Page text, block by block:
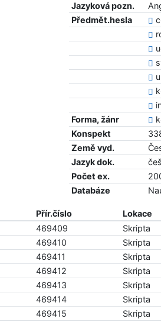
Jazyková pozn.
Předmět.hesla
Forma, žánr
Konspekt
Země vyd.
Jazyk dok.
Počet ex.
Databáze
Přír.číslo Lokace
469409
Skripta
469410
Skripta
469411
Skripta
469412
Skripta
469413
Skripta
469414
Skripta
469415
Skripta